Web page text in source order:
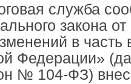
служба
закона
в часть
Федерации»
№ 104-ФЗ)